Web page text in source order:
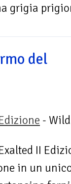
grigia
del
-
II
in un